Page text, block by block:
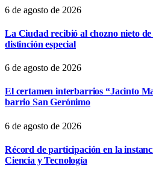
6 de agosto de 2026
La Ciudad recibió al chozno nieto
distinción especial
6 de agosto de 2026
El certamen interbarrios “Jacinto
barrio San Gerónimo
6 de agosto de 2026
Récord de participación en la
Ciencia y Tecnología